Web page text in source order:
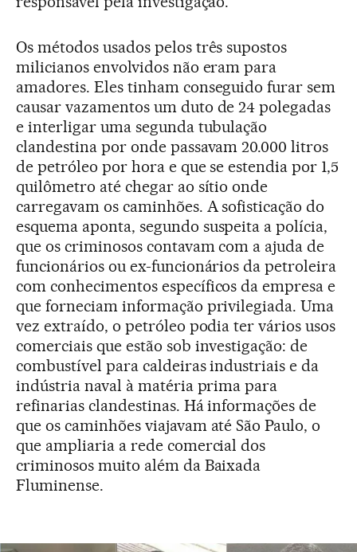
Os métodos usados pelos três supostos
milicianos envolvidos não eram para
amadores. Eles tinham conseguido furar sem
causar vazamentos um duto de 24 polegadas
e interligar uma segunda tubulação
clandestina por onde passavam 20.000 litros
de petróleo por hora e que se estendia por 1,5
quilômetro até chegar ao sítio onde
carregavam os caminhões. A sofisticação do
esquema aponta, segundo suspeita a polícia,
que os criminosos contavam com a ajuda de
funcionários ou ex-funcionários da petroleira
com conhecimentos específicos da empresa e
que forneciam informação privilegiada. Uma
vez extraído, o petróleo podia ter vários usos
comerciais que estão sob investigação: de
combustível para caldeiras industriais e da
indústria naval à matéria prima para
refinarias clandestinas. Há informações de
que os caminhões viajavam até São Paulo, o
que ampliaria a rede comercial dos
criminosos muito além da Baixada
Fluminense.